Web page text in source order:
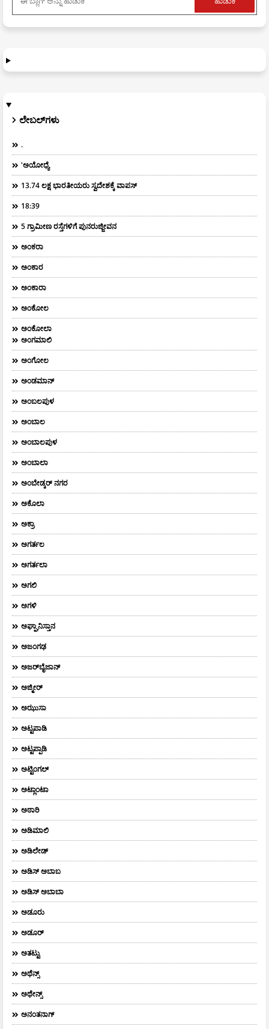
ಲೇಬಲ್‌ಗಳು
.
'ಅಯೋಧ್ಯೆ
13.74 ಲಕ್ಷ ಭಾರತೀಯರು ಸ್ವದೇಶಕ್ಕೆ ವಾಪಸ್
18:39
5 ಗ್ರಾಮೀಣ ರಸ್ತೆಗಳಿಗೆ ಪುನರುಜ್ಜೀವನ
ಅಂಕರಾ
ಅಂಕಾರ
ಅಂಕಾರಾ
ಅಂಕೋಲ
ಅಂಕೋಲಾ
ಅಂಗಮಾಲಿ
ಅಂಗೋಲ
ಅಂಡಮಾನ್
ಅಂಬಲಪುಳ
ಅಂಬಾಲ
ಅಂಬಾಲಪುಳ
ಅಂಬಾಲಾ
ಅಂಬೇಡ್ಕರ್‌ ನಗರ
ಅಕೊಲಾ
ಅಕ್ರಾ
ಅಗರ್ತಲ
ಅಗರ್ತಲಾ
ಅಗಲಿ
ಅಗಳಿ
ಅಘ್ಘಾನಿಸ್ತಾನ
ಅಜಂಗಢ
ಅಜರ್‌ಬೈಜಾನ್
ಅಜ್ಮೀರ್
ಅಝುಸಾ
ಅಟ್ಟಪಾಡಿ
ಅಟ್ಟಪ್ಪಾಡಿ
ಅಟ್ಟಿಂಗಲ್
ಅಟ್ಲಾಂಟಾ
ಅಠಾರಿ
ಅಡಿಮಾಲಿ
ಅಡಿಲೇಡ್
ಅಡಿಸ್ ಅಬಾಬ
ಅಡಿಸ್ ಅಬಾಬಾ
ಅಡೂರು
ಅಡೂರ್
ಅತಟ್ಟು
ಅಥೆನ್ಸ್
ಅಥೇನ್ಸ್‌
ಅನಂತನಾಗ್